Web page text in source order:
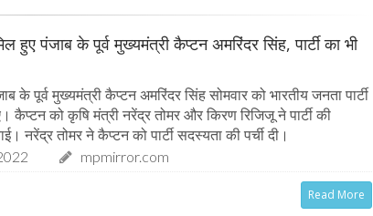
हुए पंजाब के पूर्व मुख्यमंत्री कैप्टन अमरिंदर सिंह, पार्टी का भी
के पूर्व मुख्यमंत्री कैप्टन अमरिंदर सिंह सोमवार को भारतीय जनता पार्टी
कैप्टन को कृषि मंत्री नरेंद्र तोमर और किरण रिजिजू ने पार्टी की
नरेंद्र तोमर ने कैप्टन को पार्टी सदस्यता की पर्ची दी।
mpmirror.com
Read More